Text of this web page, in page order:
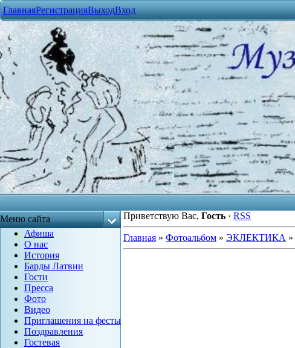
ГлавнаяРегистрацияВыходВход
Меню сайта
Афиша
О нас
История
Барды Латвии
Гости
Пресса
Фото
Видео
Приглашения на фесты
Поздравления
Гостевая
Приветствую Вас, Гость · RSS
Главная » Фотоальбом » ЭКЛЕКТИКА »